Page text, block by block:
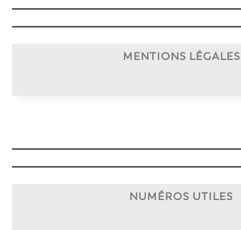
MENTIONS LÉGALES
NUMÉROS UTILES